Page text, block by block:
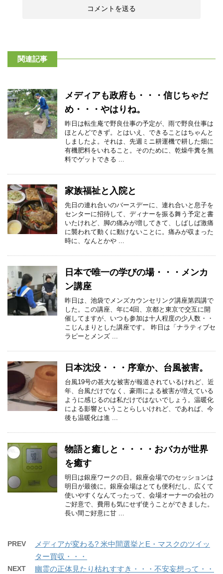
関連記事
メディアも政府も・・・信じちゃだ
め・・・やはりね。
昨日は転生庵で野良仕事の予定が、雨で野良仕事は
ほとんどできず。とはいえ、できることはちゃんと
しましたよ。それは、先週ミニ耕運機で耕した畑に
有機肥料をいれること。そのために、乾燥牛糞を無
料でゲットできる ...
家族福祉と入院と
先日の連れ合いのバースデーに、連れ合いと息子を
センターに招待して、ディナーを振る舞う予定と書
いたけれど、脚の痛みが増してきて、しばしば激痛
に襲われて動くに動けないことに。痛みが収まった
時に、なんとかや ...
日本で唯一の学びの場・・・メンカ
ン講座
昨日は、池袋でメンズカウンセリング講座第四講で
した。この講座、年に4回、京都と東京で交互に開
催してますが、いつも参加は十人程度の少人数・・
こじんまりとした講座です。 昨日は「ナラティブセ
ラピーとメンズ ...
日本沈没・・・序章か、台風被害。
台風19号の甚大な被害が報道されているけれど、近
年、台風だけでなく、豪雨による被害が増えている
ように感じるのは私だけではないでしょう。温暖化
による影響ということらしいけれど、であれば、今
後も温暖化は進 ...
物語と癒しと・・・・おバカが世界
を癒す
明日は銀座ワークの日。銀座会場でのセッションは
明日が最後に。銀座会場はとても便利だし、広くて
使いやすくなんてったって、会場オーナーの会社の
ご好意で、費用も気にせず使うことができました。
長い間ご好意に甘 ...
PREV
メディアが変わる? 米中間選挙とE・マスクのツイッ
ター買収・・・
NEXT 幽霊の正体見たり枯れすすき・・・不安妄想って・・